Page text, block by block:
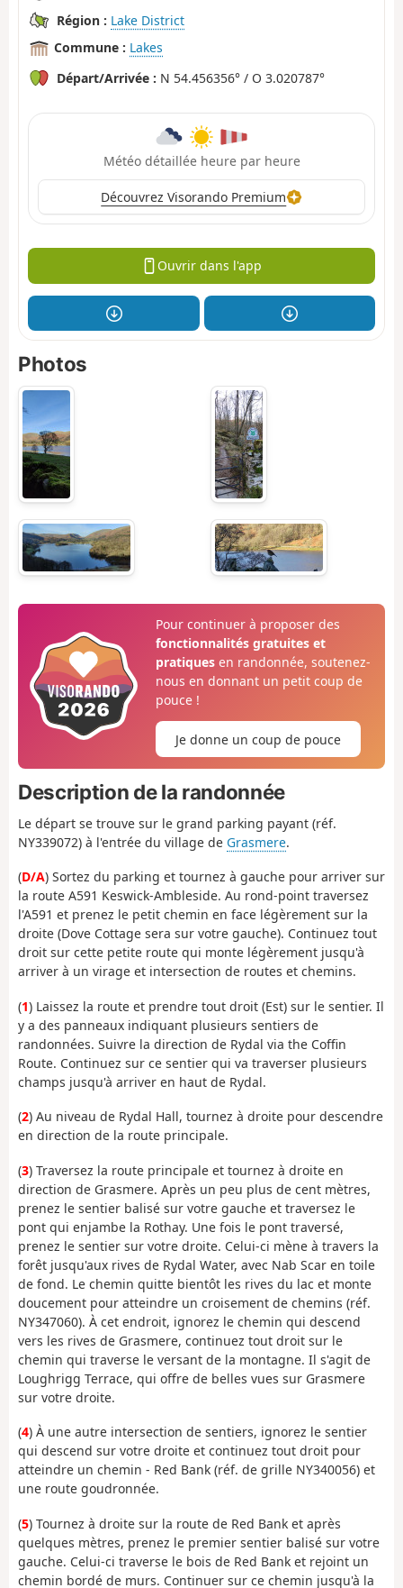
Région : Lake District
Commune : Lakes
Départ/Arrivée : N 54.456356° / O 3.020787°
Météo détaillée heure par heure
Découvrez Visorando Premium
Ouvrir dans l'app
Photos
Pour continuer à proposer des
fonctionnalités gratuites et
pratiquesen randonnée, soutenez-
nous en donnant un petit coup de
pouce !
Je donne un coup de pouce
Description de la randonnée
Le départ se trouve sur le grand parking payant (réf.
NY339072) à l'entrée du village de Grasmere.
(D/A) Sortez du parking et tournez à gauche pour arriver sur
la route A591 Keswick-Ambleside. Au rond-point traversez
l'A591 et prenez le petit chemin en face légèrement sur la
droite (Dove Cottage sera sur votre gauche). Continuez tout
droit sur cette petite route qui monte légèrement jusqu'à
arriver à un virage et intersection de routes et chemins.
(1) Laissez la route et prendre tout droit (Est) sur le sentier. Il
y a des panneaux indiquant plusieurs sentiers de
randonnées. Suivre la direction de Rydal via the Coffin
Route. Continuez sur ce sentier qui va traverser plusieurs
champs jusqu'à arriver en haut de Rydal.
(2) Au niveau de Rydal Hall, tournez à droite pour descendre
en direction de la route principale.
(3) Traversez la route principale et tournez à droite en
direction de Grasmere. Après un peu plus de cent mètres,
prenez le sentier balisé sur votre gauche et traversez le
pont qui enjambe la Rothay. Une fois le pont traversé,
prenez le sentier sur votre droite. Celui-ci mène à travers la
forêt jusqu'aux rives de Rydal Water, avec Nab Scar en toile
de fond. Le chemin quitte bientôt les rives du lac et monte
doucement pour atteindre un croisement de chemins (réf.
NY347060). À cet endroit, ignorez le chemin qui descend
vers les rives de Grasmere, continuez tout droit sur le
chemin qui traverse le versant de la montagne. Il s'agit de
Loughrigg Terrace, qui offre de belles vues sur Grasmere
sur votre droite.
(4) À une autre intersection de sentiers, ignorez le sentier
qui descend sur votre droite et continuez tout droit pour
atteindre un chemin - Red Bank (réf. de grille NY340056) et
une route goudronnée.
(5) Tournez à droite sur la route de Red Bank et après
quelques mètres, prenez le premier sentier balisé sur votre
gauche. Celui-ci traverse le bois de Red Bank et rejoint un
chemin bordé de murs. Continuer sur ce chemin jusqu'à la